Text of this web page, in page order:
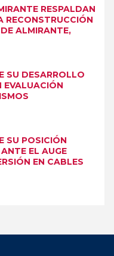
RESPALDAN
RECONSTRUCCIÓN
ALMIRANTE,
SU DESARROLLO
EVALUACIÓN
SU POSICIÓN
EL AUGE
EN CABLES